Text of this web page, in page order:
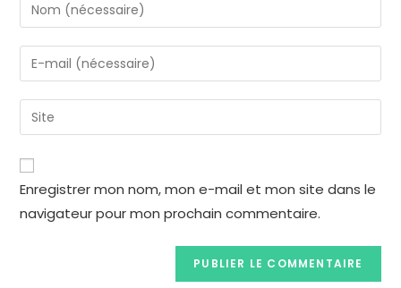
Enregistrer mon nom, mon e-mail et mon site dans le
navigateur pour mon prochain commentaire.